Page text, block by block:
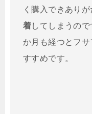
く購入できあり
着してしまうの
か月も経つとフ
すすめです。